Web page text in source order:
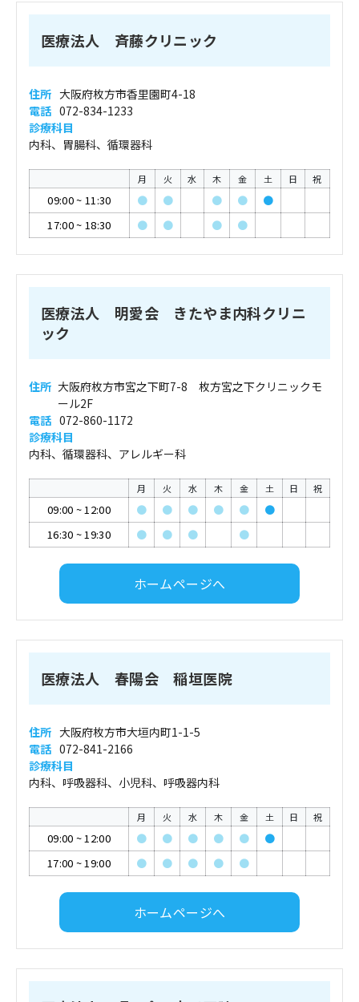
医療法人 斉藤クリニック
住所 大阪府枚方市香里園町4-18
電話 072-834-1233
診療科目
内科、胃腸科、循環器科
月 火 水 木 金 土 日 祝
09:00~ 11:30 ● ● ● ●
●
17:00~ 18:30 ● ● ● ●
医療法人 明愛会 きたやま内科クリニ
ック
住所 大阪府枚方市宮之下町7-8 枚方宮之下クリニックモ
ール2F
電話 072-860-1172
診療科目
内科、循環器科、アレルギー科
月 火 水 木 金 土 日 祝
09:00 ~12:00 ● ● ● ● ●
●
16:30 ~19:30 ● ● ● ●
ホームページへ
医療法人 春陽会 稲垣医院
住所 大阪府枚方市大垣内町1-1-5
電話 072-841-2166
診療科目
内科、呼吸器科、小児科、呼吸器内科
月 火 水 木 金 土 日 祝
09:00 ~12:00 ● ● ● ● ●
●
17:00 ~19:00 ● ● ● ● ●
ホームページへ